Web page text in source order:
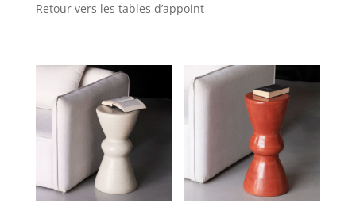
Retour vers les tables d’appoint